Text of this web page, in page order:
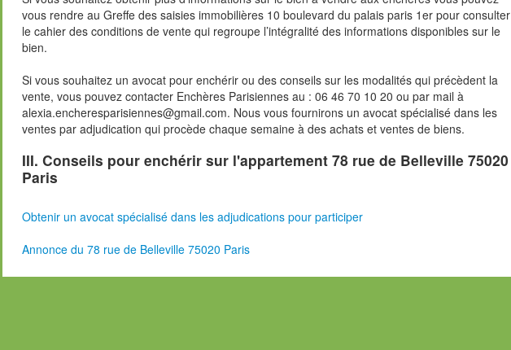
vous rendre au Greffe des saisies immobilières 10 boulevard du palais paris 1er pour consulter
le cahier des conditions de vente qui regroupe l’intégralité des informations disponibles sur le
bien.
Si vous souhaitez un avocat pour enchérir ou des conseils sur les modalités qui précèdent la
vente, vous pouvez contacter Enchères Parisiennes au : 06 46 70 10 20 ou par mail à
alexia.encheresparisiennes@gmail.com. Nous vous fournirons un avocat spécialisé dans les
ventes par adjudication qui procède chaque semaine à des achats et ventes de biens.
III. Conseils pour enchérir sur l'appartement 78 rue de Belleville 75020
Paris
Obtenir un avocat spécialisé dans les adjudications pour participer
Annonce du 78 rue de Belleville 75020 Paris